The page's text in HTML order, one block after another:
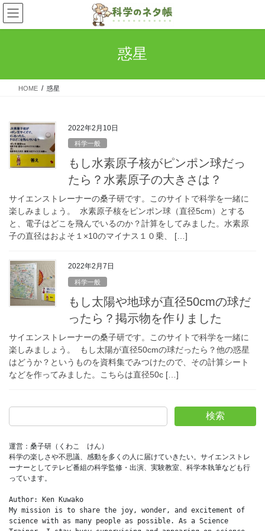
コ
ン
テ
ス
ナ
ビ
ゲ
ン
惑星
HOME 惑星
2022年2月10日
科学一般
もし水素原子核がピンポン球だっ
たら？水素原子の大きさは？
サイエンストレーナーの桑子研です。このサイトで科学を一緒に
楽しみましょう。 水素原子核をピンポン球（直径5cm）とする
と、電子はどこを飛んでいるのか？計算をしてみました。水素原
子の直径はおよそ１×10のマイナス１０乗、 […]
2022年2月7日
科学一般
もし太陽や地球が直径50cmの球だ
ったら？掲示物を作りました
サイエンストレーナーの桑子研です。このサイトで科学を一緒に
楽しみましょう。 もし太陽が直径50cmの球だったら？他の惑星
はどうか？というものを資料集でみつけたので、その計算シート
などを作ってみました。こちらは直径50c […]
検索
運営：桑子研（くわこ　けん）
科学の楽しさや不思議、感動を多くの人に届けていきたい。サイエンストレ
ーナーとしてテレビ番組の科学監修・出演、実験教室、科学本執筆なども行
っています。
Author: Ken Kuwako
My mission is to share the joy, wonder, and excitement of
science with as many people as possible. As a Science